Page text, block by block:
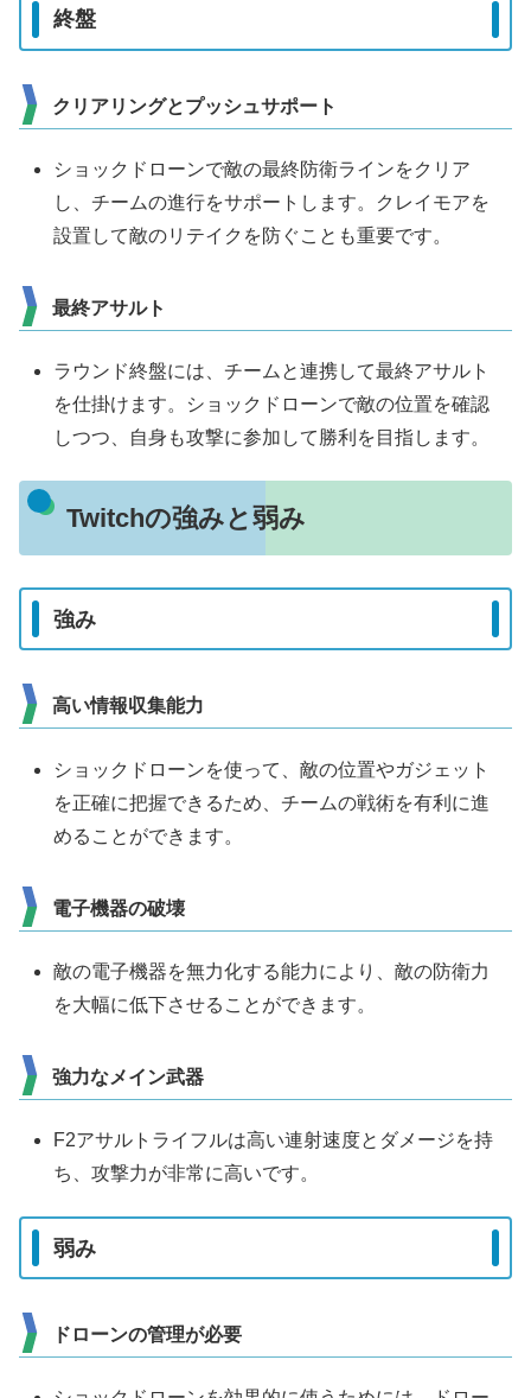
終盤
クリアリングとプッシュサポート
ショックドローンで敵の最終防衛ラインをクリア
し、チームの進行をサポートします。クレイモアを
設置して敵のリテイクを防ぐことも重要です。
最終アサルト
ラウンド終盤には、チームと連携して最終アサルト
を仕掛けます。ショックドローンで敵の位置を確認
しつつ、自身も攻撃に参加して勝利を目指します。
Twitchの強みと弱み
強み
高い情報収集能力
ショックドローンを使って、敵の位置やガジェット
を正確に把握できるため、チームの戦術を有利に進
めることができます。
電子機器の破壊
敵の電子機器を無力化する能力により、敵の防衛力
を大幅に低下させることができます。
強力なメイン武器
F2アサルトライフルは高い連射速度とダメージを持
ち、攻撃力が非常に高いです。
弱み
ドローンの管理が必要